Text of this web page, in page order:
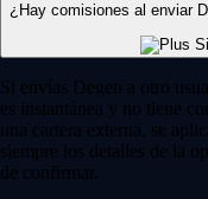
¿Hay comisiones al enviar
Si envías Degen a otro
es instantánea y no tiene
una cartera externa, se
siempre los detalles de la
de confirmar.